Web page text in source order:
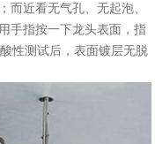
而近看无气孔、无起泡、
手指按一下龙头表面，指
性测试后，表面镀层无脱